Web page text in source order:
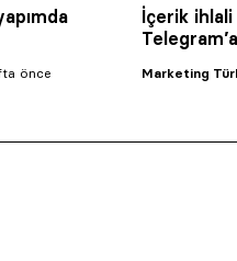
önce
İçerik ihlali
Marketing